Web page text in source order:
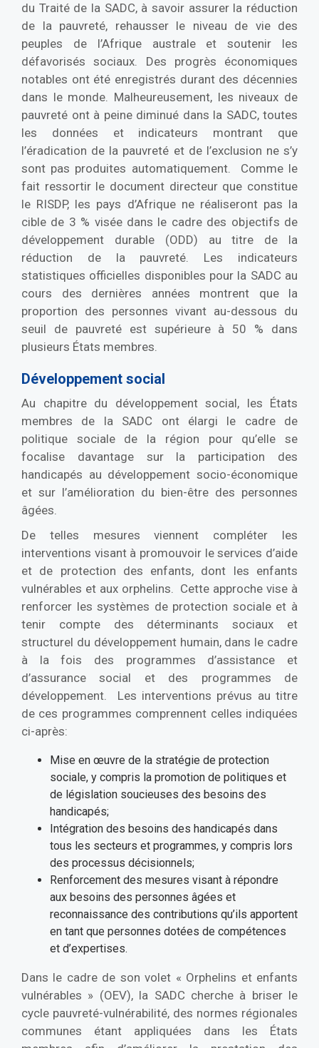
du Traité de la SADC, à savoir assurer la réduction
de la pauvreté, rehausser le niveau de vie des
peuples de l’Afrique australe et soutenir les
défavorisés sociaux. Des progrès économiques
notables ont été enregistrés durant des décennies
dans le monde. Malheureusement, les niveaux de
pauvreté ont à peine diminué dans la SADC, toutes
les données et indicateurs montrant que
l’éradication de la pauvreté et de l’exclusion ne s’y
sont pas produites automatiquement. Comme le
fait ressortir le document directeur que constitue
le RISDP, les pays d’Afrique ne réaliseront pas la
cible de 3 % visée dans le cadre des objectifs de
développement durable (ODD) au titre de la
réduction de la pauvreté. Les indicateurs
statistiques officielles disponibles pour la SADC au
cours des dernières années montrent que la
proportion des personnes vivant au-dessous du
seuil de pauvreté est supérieure à 50 % dans
plusieurs États membres.
Développement social
Au chapitre du développement social, les États
membres de la SADC ont élargi le cadre de
politique sociale de la région pour qu’elle se
focalise davantage sur la participation des
handicapés au développement socio-économique
et sur l’amélioration du bien-être des personnes
âgées.
De telles mesures viennent compléter les
interventions visant à promouvoir le services d’aide
et de protection des enfants, dont les enfants
vulnérables et aux orphelins. Cette approche vise à
renforcer les systèmes de protection sociale et à
tenir compte des déterminants sociaux et
structurel du développement humain, dans le cadre
à la fois des programmes d’assistance et
d’assurance social et des programmes de
développement. Les interventions prévus au titre
de ces programmes comprennent celles indiquées
ci-après:
Mise en œuvre de la stratégie de protection
sociale, y compris la promotion de politiques et
de législation soucieuses des besoins des
handicapés;
Intégration des besoins des handicapés dans
tous les secteurs et programmes, y compris lors
des processus décisionnels;
Renforcement des mesures visant à répondre
aux besoins des personnes âgées et
reconnaissance des contributions qu’ils apportent
en tant que personnes dotées de compétences
et d’expertises.
Dans le cadre de son volet « Orphelins et enfants
vulnérables » (OEV), la SADC cherche à briser le
cycle pauvreté-vulnérabilité, des normes régionales
communes étant appliquées dans les États